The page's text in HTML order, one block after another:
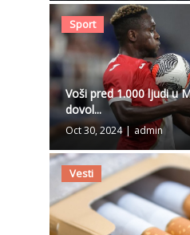
Sport
Voši pred 1.000 ljudi u
dovol...
Oct 30, 2024 | admin
Vesti